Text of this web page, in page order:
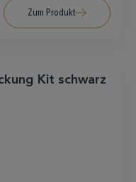
Zum Produkt
Kit schwarz